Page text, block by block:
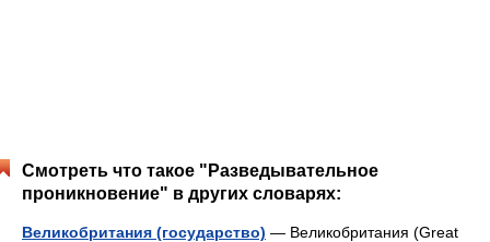
Смотреть что такое "Разведывательное
проникновение" в других словарях:
Великобритания (государство) — Великобритания (Great